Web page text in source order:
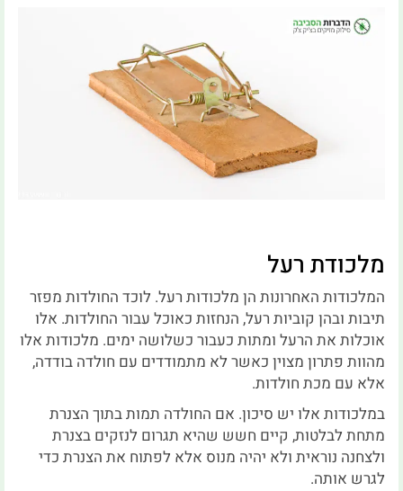
מלכודת רעל
המלכודות האחרונות הן מלכודות רעל. לוכד החולדות מפזר
תיבות ובהן קוביות רעל, הנחזות כאוכל עבור החולדות. אלו
אוכלות את הרעל ומתות כעבור כשלושה ימים. מלכודות אלו
מהוות פתרון מצוין כאשר לא מתמודדים עם חולדה בודדה,
אלא עם מכת חולדות.
במלכודות אלו יש סיכון. אם החולדה תמות בתוך הצנרת
מתחת לבלטות, קיים חשש שהיא תגרום לנזקים בצנרת
ולצחנה נוראית ולא יהיה מנוס אלא לפתוח את הצנרת כדי
לגרש אותה.